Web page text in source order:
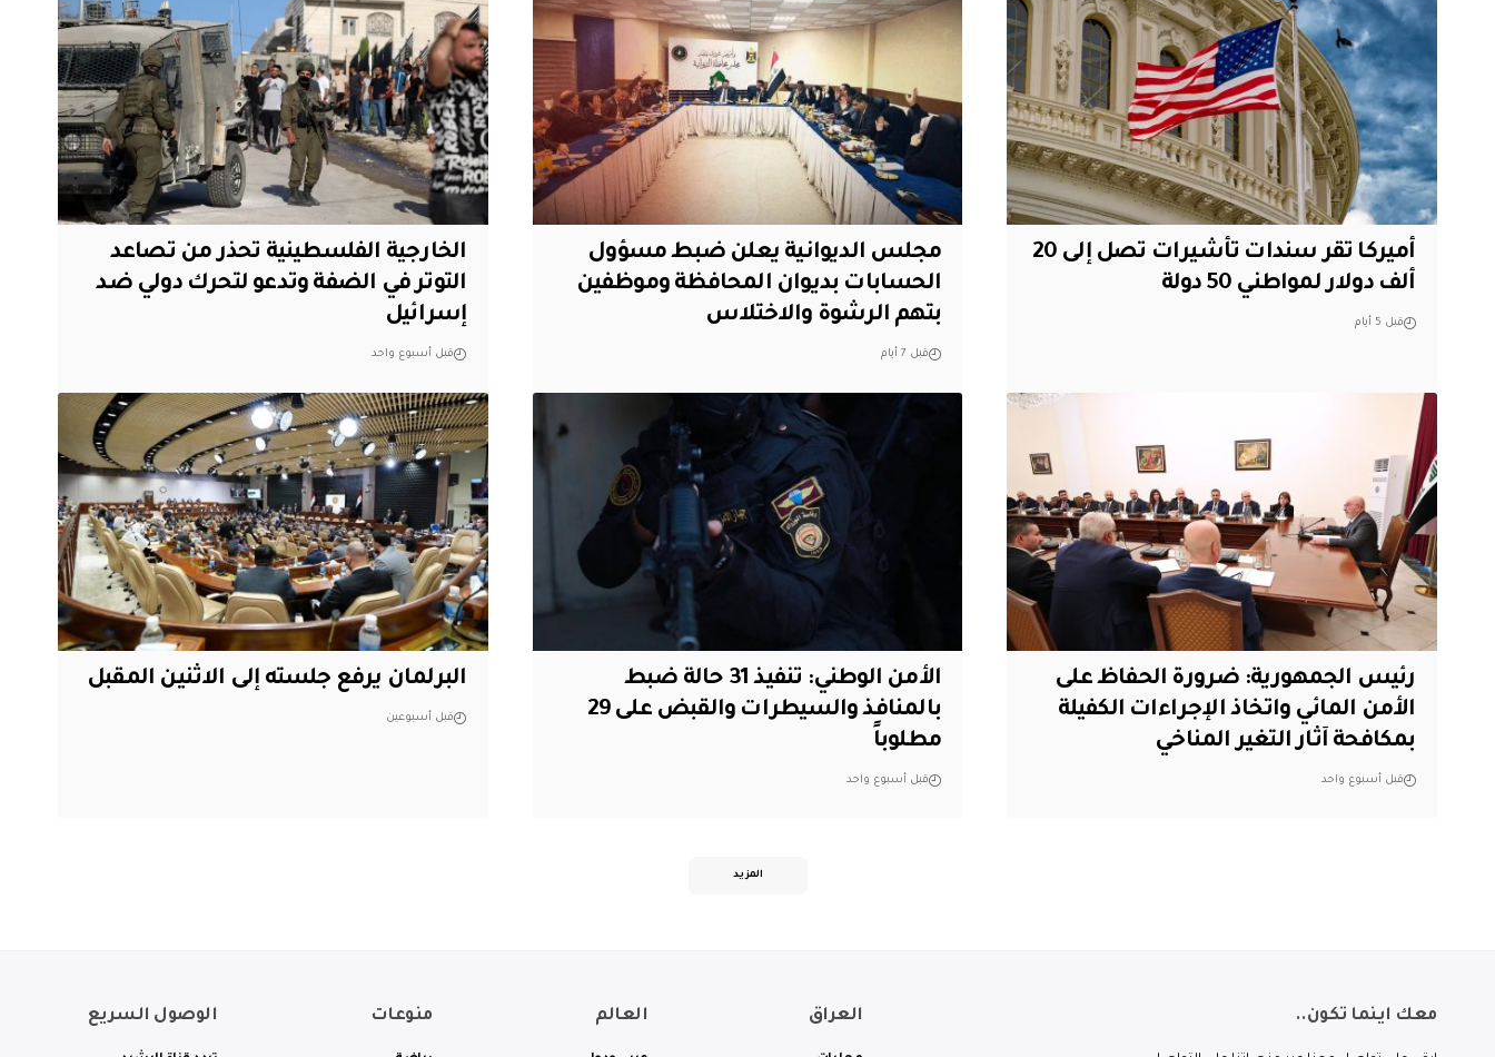
أميركا تقر سندات تأشيرات تصل إلى 20
ألف دولار لمواطني 50 دولة
قبل 5 أيام
مجلس الديوانية يعلن ضبط مسؤول
الحسابات بديوان المحافظة وموظفين
بتهم الرشوة والاختلاس
قبل 7 أيام
الخارجية الفلسطينية تحذر من تصاعد
التوتر في الضفة وتدعو لتحرك دولي ضد
إسرائيل
قبل أسبوع واحد
رئيس الجمهورية: ضرورة الحفاظ على
الأمن المائي واتخاذ الإجراءات الكفيلة
بمكافحة آثار التغير المناخي
قبل أسبوع واحد
الأمن الوطني: تنفيذ 31 حالة ضبط
بالمنافذ والسيطرات والقبض على 29
مطلوباً
قبل أسبوع واحد
البرلمان يرفع جلسته إلى الاثنين المقبل
قبل أسبوعين
المزيد
معك اينما تكون.. العراق العالم منوعات الوصول السريع